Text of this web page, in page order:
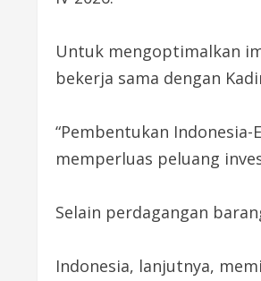
Untuk mengoptimalkan
bekerja sama dengan
“Pembentukan
memperluas peluang
Selain perdagangan
Indonesia, lanjutnya,